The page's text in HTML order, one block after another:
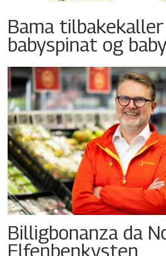
Bama tilbakekaller
babyspinat og
Billigbonanza da
Elfenbenkysten